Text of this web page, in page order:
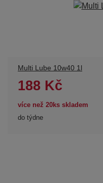
Multi Lube 10w40 1l
188 Kč
více než 20ks skladem
do týdne